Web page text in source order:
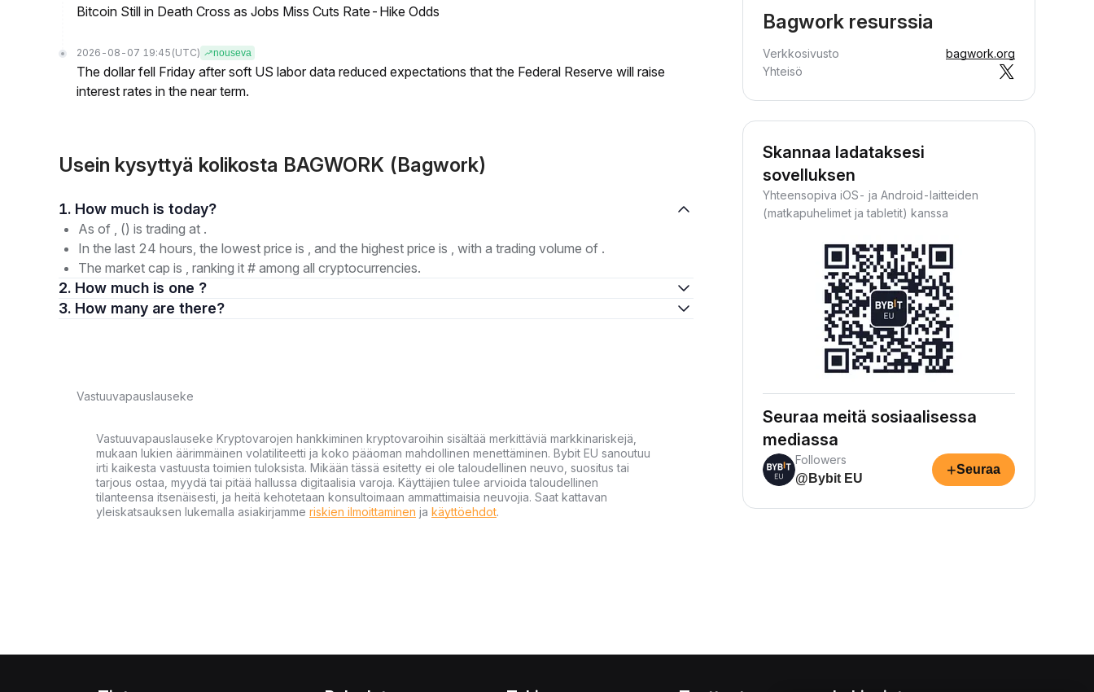
Bitcoin Still in Death Cross as Jobs Miss Cuts Rate-Hike Odds
2026-08-07 19:45 (UTC) nouseva
The dollar fell Friday after soft US labor data reduced expectations that the Federal Reserve will raise
interest rates in the near term.
Usein kysyttyä kolikosta BAGWORK (Bagwork)
1. How much is today?
As of , () is trading at .
In the last 24 hours, the lowest price is , and the highest price is , with a trading volume of .
The market cap is , ranking it # among all cryptocurrencies.
2. How much is one ?
3. How many are there?
Vastuuvapauslauseke
Vastuuvapauslauseke Kryptovarojen hankkiminen kryptovaroihin sisältää merkittäviä markkinariskejä,
mukaan lukien äärimmäinen volatiliteetti ja koko pääoman mahdollinen menettäminen. Bybit EU sanoutuu
irti kaikesta vastuusta toimien tuloksista. Mikään tässä esitetty ei ole taloudellinen neuvo, suositus tai
tarjous ostaa, myydä tai pitää hallussa digitaalisia varoja. Käyttäjien tulee arvioida taloudellinen
tilanteensa itsenäisesti, ja heitä kehotetaan konsultoimaan ammattimaisia neuvojia. Saat kattavan
yleiskatsauksen lukemalla asiakirjamme riskien ilmoittaminen ja käyttöehdot.
Bagwork resurssia
Verkkosivusto
bagwork.org
Yhteisö
Skannaa ladataksesi
sovelluksen
Yhteensopiva iOS- ja Android-laitteiden
(matkapuhelimet ja tabletit) kanssa
Seuraa meitä sosiaalisessa
mediassa
Followers
@Bybit EU
+Seuraa